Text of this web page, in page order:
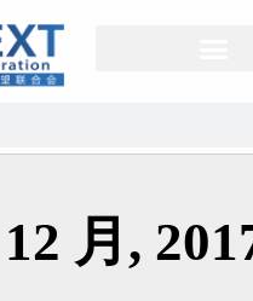
月,